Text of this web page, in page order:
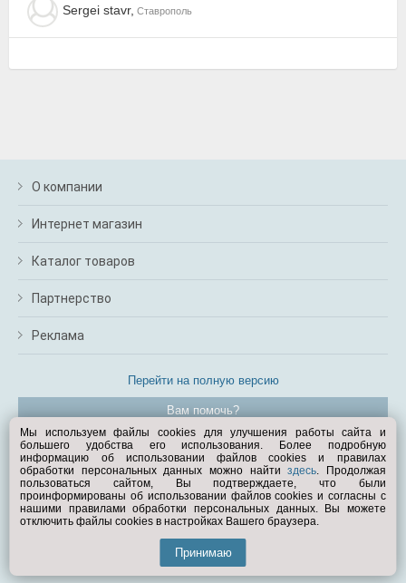
Sergei stavr, Ставрополь
О компании
Интернет магазин
Каталог товаров
Партнерство
Реклама
Перейти на полную версию
Вам помочь?
© Exist.ru 1998—2026
Мы используем файлы cookies для улучшения работы сайта и
большего удобства его использования. Более подробную
информацию об использовании файлов cookies и правилах
обработки персональных данных можно найтиздесь. Продолжая
пользоваться сайтом, Вы подтверждаете, что были
проинформированы об использовании файлов cookies и согласны с
нашими правилами обработки персональных данных. Вы можете
отключить файлы cookies в настройках Вашего браузера.
Принимаю